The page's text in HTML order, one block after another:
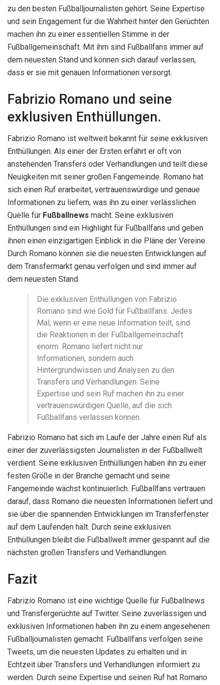
zu den besten Fußballjournalisten gehört. Seine Expertise
und sein Engagement für die Wahrheit hinter den Gerüchten
machen ihn zu einer essentiellen Stimme in der
Fußballgemeinschaft. Mit ihm sind Fußballfans immer auf
dem neuesten Stand und können sich darauf verlassen,
dass er sie mit genauen Informationen versorgt.
Fabrizio Romano und seine
exklusiven Enthüllungen.
Fabrizio Romano ist weltweit bekannt für seine exklusiven
Enthüllungen. Als einer der Ersten erfährt er oft von
anstehenden Transfers oder Verhandlungen und teilt diese
Neuigkeiten mit seiner großen Fangemeinde. Romano hat
sich einen Ruf erarbeitet, vertrauenswürdige und genaue
Informationen zu liefern, was ihn zu einer verlässlichen
Quelle für Fußballnews macht. Seine exklusiven
Enthüllungen sind ein Highlight für Fußballfans und geben
ihnen einen einzigartigen Einblick in die Pläne der Vereine.
Durch Romano können sie die neuesten Entwicklungen auf
dem Transfermarkt genau verfolgen und sind immer auf
dem neuesten Stand.
Die exklusiven Enthüllungen von Fabrizio
Romano sind wie Gold für Fußballfans. Jedes
Mal, wenn er eine neue Information teilt, sind
die Reaktionen in der Fußballgemeinschaft
enorm. Romano liefert nicht nur
Informationen, sondern auch
Hintergrundwissen und Analysen zu den
Transfers und Verhandlungen. Seine
Expertise und sein Ruf machen ihn zu einer
vertrauenswürdigen Quelle, auf die sich
Fußballfans verlassen können.
Fabrizio Romano hat sich im Laufe der Jahre einen Ruf als
einer der zuverlässigsten Journalisten in der Fußballwelt
verdient. Seine exklusiven Enthüllungen haben ihn zu einer
festen Größe in der Branche gemacht und seine
Fangemeinde wächst kontinuierlich. Fußballfans vertrauen
darauf, dass Romano die neuesten Informationen liefert und
sie über die spannenden Entwicklungen im Transferfenster
auf dem Laufenden hält. Durch seine exklusiven
Enthüllungen bleibt die Fußballwelt immer gespannt auf die
nächsten großen Transfers und Verhandlungen.
Fazit
Fabrizio Romano ist eine wichtige Quelle für Fußballnews
und Transfergerüchte auf Twitter. Seine zuverlässigen und
exklusiven Informationen haben ihn zu einem angesehenen
Fußballjournalisten gemacht. Fußballfans verfolgen seine
Tweets, um die neuesten Updates zu erhalten und in
Echtzeit über Transfers und Verhandlungen informiert zu
werden. Durch seine Expertise und seinen Ruf hat Romano